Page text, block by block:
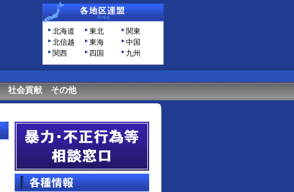
北海道 東北
関東
北信越
東海
中国
関西
四国 九州
社会貢献 その他